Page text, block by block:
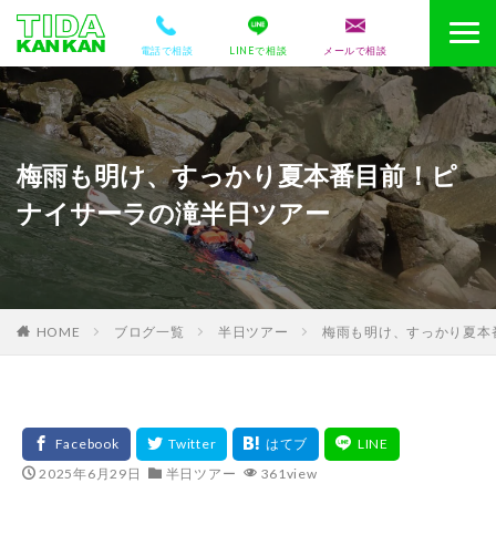
電話で相談 LINEで相談 メールで相談
梅雨も明け、すっかり夏本番目前！ピ
ナイサーラの滝半日ツアー
HOME ブログ一覧 半日ツアー 梅雨も明け、すっかり夏
2025年6月29日 半日ツアー 361view